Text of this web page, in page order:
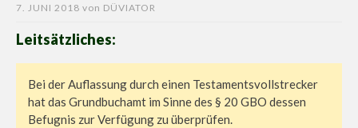
7. JUNI 2018 von DÜVIATOR
Leitsätzliches:
Bei der Auflassung durch einen Testamentsvollstrecker
hat das Grundbuchamt im Sinne des § 20 GBO dessen
Befugnis zur Verfügung zu überprüfen.